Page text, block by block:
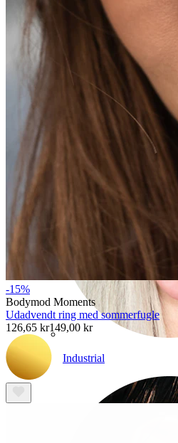
Industrial
-15%
Bodymod Moments
Udadvendt ring med sommerfugle
126,65 kr149,00 kr